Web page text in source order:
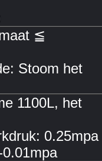
≦
Stoom het
1100L, het
0.25mpa